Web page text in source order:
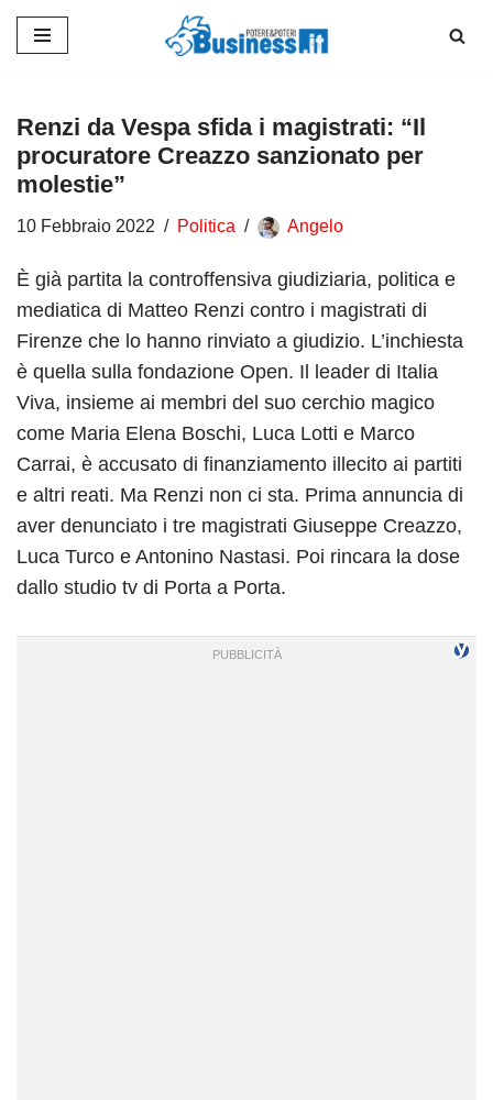
contenuto
Renzi da Vespa sfida i magistrati: “Il
procuratore Creazzo sanzionato per
molestie”
10 Febbraio 2022 Politica Angelo
È già partita la controffensiva giudiziaria, politica e
mediatica di Matteo Renzi contro i magistrati di
Firenze che lo hanno rinviato a giudizio. L’inchiesta
è quella sulla fondazione Open. Il leader di Italia
Viva, insieme ai membri del suo cerchio magico
come Maria Elena Boschi, Luca Lotti e Marco
Carrai, è accusato di finanziamento illecito ai partiti
e altri reati. Ma Renzi non ci sta. Prima annuncia di
aver denunciato i tre magistrati Giuseppe Creazzo,
Luca Turco e Antonino Nastasi. Poi rincara la dose
dallo studio tv di Porta a Porta.